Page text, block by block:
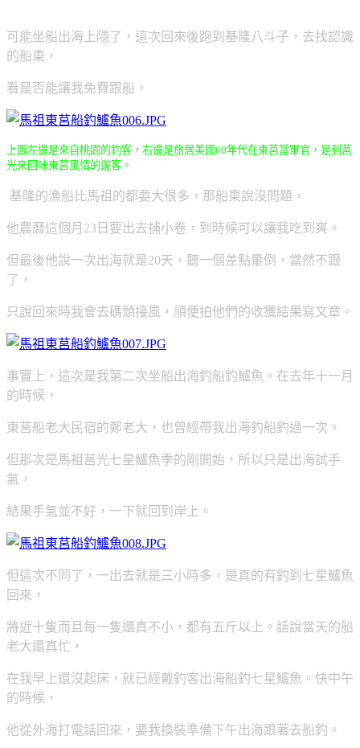
可能坐船出海上隱了，這次回來後跑到基隆八斗子，去找認識
的船東，
看是否能讓我免費跟船。
上圖左邊是來自桃園的釣客，右邊是旅居美國60年代在東莒當軍官，是到莒
光來回味東莒風情的遊客。
基隆的漁船比馬祖的都要大很多，那船東說沒問題，
他農曆這個月23日要出去捕小卷，到時候可以讓我吃到爽。
但最後他說一次出海就是20天，聽一個差點暈倒，當然不跟
了，
只說回來時我會去碼頭接風，順便拍他們的收獲結果寫文章。
事實上，這次是我第二次坐船出海釣船釣鱸魚。在去年十一月
的時候，
東莒船老大民宿的鄭老大，也曾經帶我出海釣船釣過一次。
但那次是馬祖莒光七星鱸魚季的剛開始，所以只是出海試手
氣，
結果手氣並不好，一下就回到岸上。
但這次不同了，一出去就是三小時多，是真的有釣到七星鱸魚
回來，
將近十隻而且每一隻還真不小，都有五斤以上。話說當天的船
老大還真忙，
在我早上還沒起床，就已經戴釣客出海船釣七星鱸魚。快中午
的時候，
他從外海打電話回來，要我換裝準備下午出海跟著去船釣。